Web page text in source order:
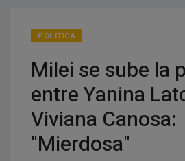
POLITICA
Milei se sube la
entre Yanina
Viviana Canosa:
"Mierdosa"